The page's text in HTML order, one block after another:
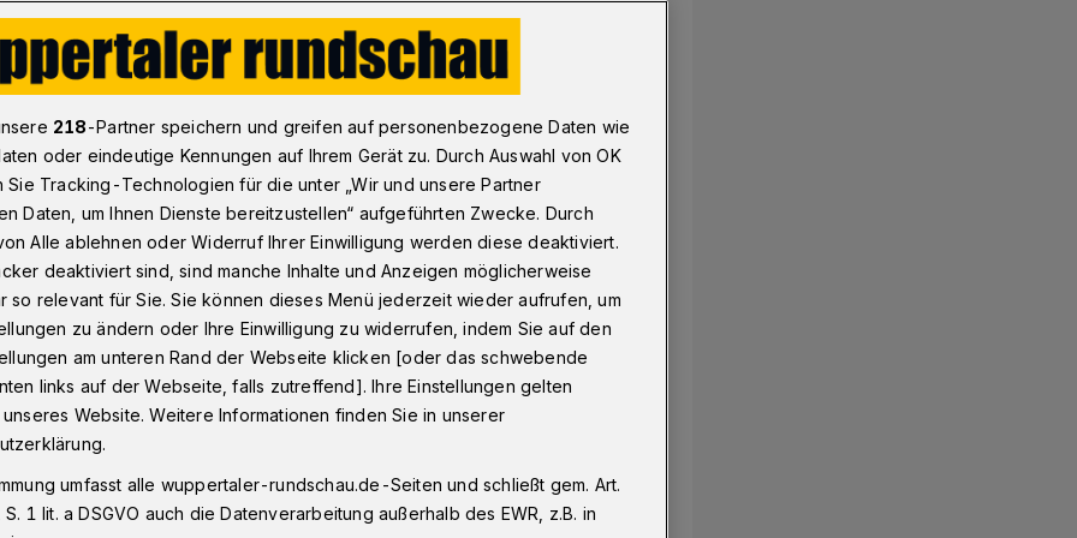
Mainzelmännchen
trifft
zum Tag der deutschen Einheit in
anderem ein Modell des
zu sehen bekommen.
218-Partner speichern und greifen auf personenbezogene Daten wie
oder eindeutige Kennungen auf Ihrem Gerät zu. Durch Auswahl von OK
Sie Tracking-Technologien für die unter „Wir und unsere Partner
Daten, um Ihnen Dienste bereitzustellen“ aufgeführten Zwecke. Durch
Alle ablehnen oder Widerruf Ihrer Einwilligung werden diese deaktiviert.
deaktiviert sind, sind manche Inhalte und Anzeigen möglicherweise
so relevant für Sie. Sie können dieses Menü jederzeit wieder aufrufen, um
zu ändern oder Ihre Einwilligung zu widerrufen, indem Sie auf den
am unteren Rand der Webseite klicken [oder das schwebende
links auf der Webseite, falls zutreffend]. Ihre Einstellungen gelten
Website. Weitere Informationen finden Sie in unserer
umfasst alle wuppertaler-rundschau.de-Seiten und schließt gem. Art.
1 lit. a DSGVO auch die Datenverarbeitung außerhalb des EWR, z.B. in